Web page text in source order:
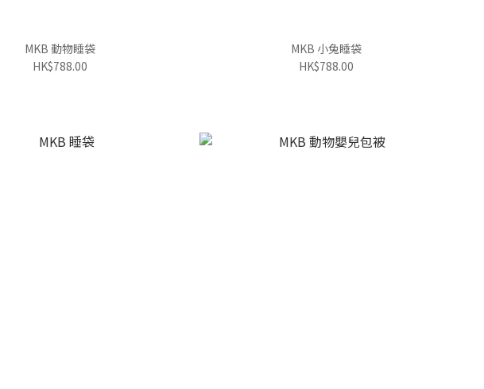
MKB 動物睡袋
HK$788.00
MKB 小兔睡袋
HK$788.00